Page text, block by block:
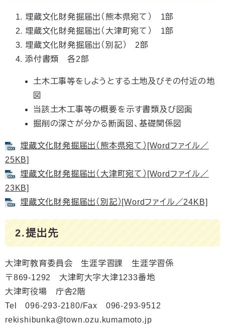
埋蔵文化財発掘届出（熊本県宛て） 1部
埋蔵文化財発掘届出（大津町宛て） 1部
埋蔵文化財発掘届出（別記） 2部
添付書類 各2部
土木工事等をしようとする土地及びその付近の地
図
当該土木工事等の概要を示す書類及び図面
掘削の深さが分かる断面図、基礎関係図
埋蔵文化財発掘届出（熊本県宛て）[Wordファイル／
25KB]
埋蔵文化財発掘届出（大津町宛て）[Wordファイル／
23KB]
埋蔵文化財発掘届出（別記）[Wordファイル／24KB]
2.提出先
大津町教育委員会 生涯学習課 生涯学習係
〒869-1292 大津町大字大津1233番地
大津町役場 庁舎2階
Tel 096-293-2180/Fax 096-293-9512
rekishibunka@town.ozu.kumamoto.jp​​